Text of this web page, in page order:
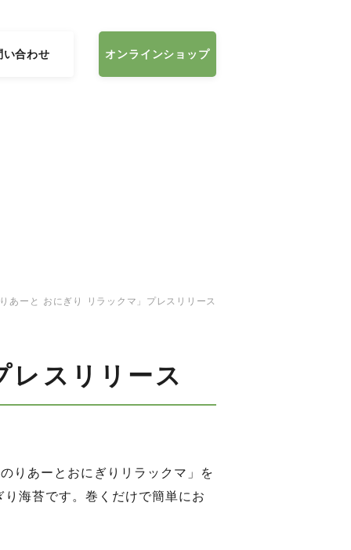
い合わせ オンラインショップ
あーと おにぎり リラックマ」プレスリリース
スリリース
りあーとおにぎりリラックマ」を
海苔です。巻くだけで簡単にお